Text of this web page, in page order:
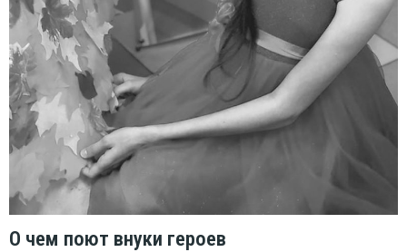
О чем поют внуки героев